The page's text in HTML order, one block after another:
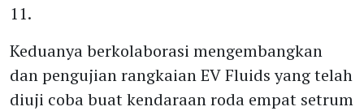
11.
Keduanya berkolaborasi mengembangkan
dan pengujian rangkaian EV Fluids yang telah
diuji coba buat kendaraan roda empat setrum